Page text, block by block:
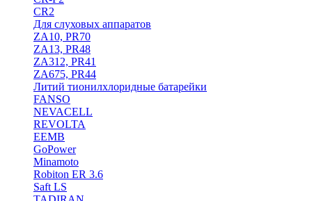
CR2
Для слуховых аппаратов
ZA10, PR70
ZA13, PR48
ZA312, PR41
ZA675, PR44
Литий тионилхлоридные батарейки
FANSO
NEVACELL
REVOLTA
EEMB
GoPower
Minamoto
Robiton ER 3.6
Saft LS